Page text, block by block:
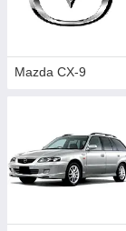
Mazda CX-9